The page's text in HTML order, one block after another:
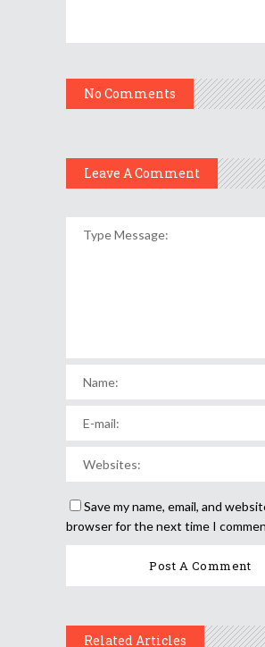
No Comments
Leave A Comment
Save my name, email, and
browser for the next time I
Related Articles